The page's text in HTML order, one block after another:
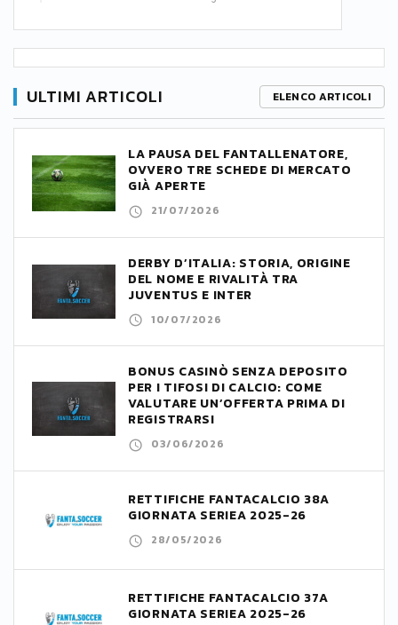
ULTIMI ARTICOLI ELENCO ARTICOLI
LA PAUSA DEL FANTALLENATORE,
OVVERO TRE SCHEDE DI MERCATO
GIÀ APERTE
21/07/2026
DERBY D’ITALIA: STORIA, ORIGINE
DEL NOME E RIVALITÀ TRA
JUVENTUS E INTER
10/07/2026
BONUS CASINÒ SENZA DEPOSITO
PER I TIFOSI DI CALCIO: COME
VALUTARE UN’OFFERTA PRIMA DI
REGISTRARSI
03/06/2026
RETTIFICHE FANTACALCIO 38A
GIORNATA SERIEA 2025-26
28/05/2026
RETTIFICHE FANTACALCIO 37A
GIORNATA SERIEA 2025-26